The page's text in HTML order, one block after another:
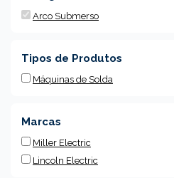
Arco Submerso
Tipos de Produtos
Máquinas de Solda
Marcas
Miller Electric
Lincoln Electric